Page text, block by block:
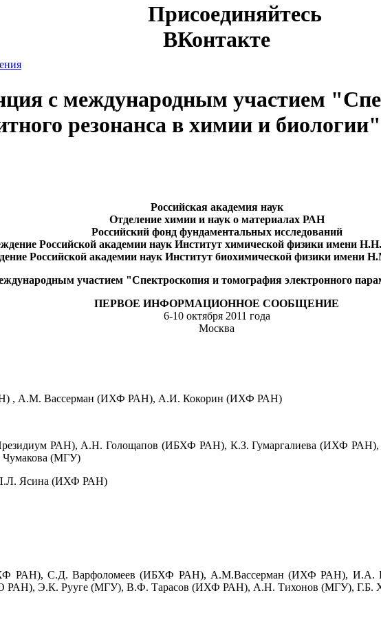
Присоединяйтесь
ВКонтакте
с международным участием
резонанса в химии и
Российская академия наук
Отделение химии и наук о материалах РАН
Российский фонд фундаментальных исследований
Российской академии наук Институт химической физики имени
Российской академии наук Институт биохимической физики имени
участием "Спектроскопия и томография электронного
ПЕРВОЕ ИНФОРМАЦИОННОЕ СООБЩЕНИЕ
6-10 октября 2011 года
Москва
, А.М. Вассерман (ИХФ РАН), А.И. Кокорин (ИХФ РАН)
РАН), А.Н. Голощапов (ИБХФ РАН), К.З. Гумаргалиева (ИХФ
(МГУ)
Ясина (ИХФ РАН)
РАН), С.Д. Варфоломеев (ИБХФ РАН), А.М.Вассерман (ИХФ РАН),
Э.К. Рууге (МГУ), В.Ф. Тарасов (ИХФ РАН), А.Н. Тихонов (МГУ), Г.Б.